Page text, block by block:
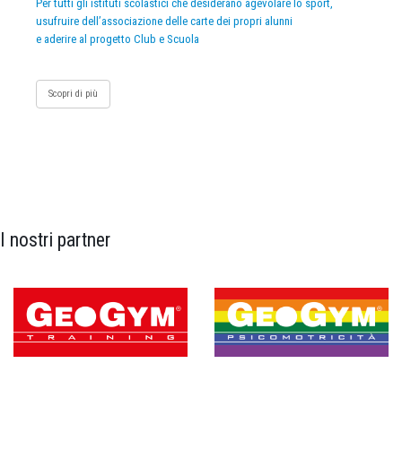
Per tutti gli istituti scolastici che desiderano agevolare lo sport,
usufruire dell’associazione delle carte dei propri alunni
e aderire al progetto Club e Scuola
Scopri di più
I nostri partner